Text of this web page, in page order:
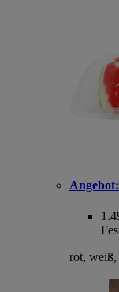
Angebot:
rot, weiß,